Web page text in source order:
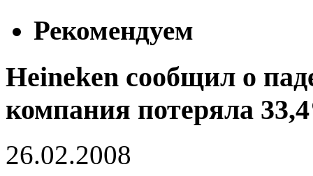
Рекомендуем
Heineken сообщил о
компания потеряла
26.02.2008